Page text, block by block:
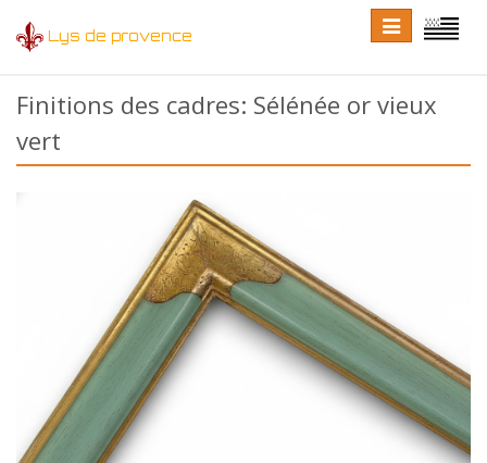
Lys de provence
Toggle
language
Toggle
navigation
Finitions des cadres: Sélénée or vieux
vert